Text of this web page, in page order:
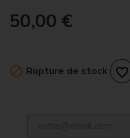
50,00 €
 Rupture de stock favorite_border